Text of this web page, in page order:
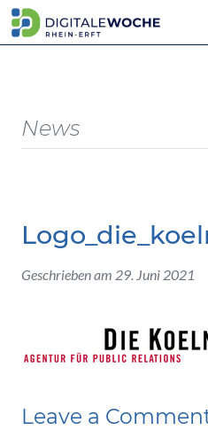
News
Geschrieben am 29. Juni 2021
Leave a